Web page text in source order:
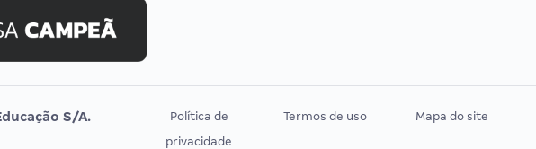
Selecon
Uniase
Vunesp
Residência Multiprofissional
S/A.
Política de
privacidade
Termos de uso Mapa do site